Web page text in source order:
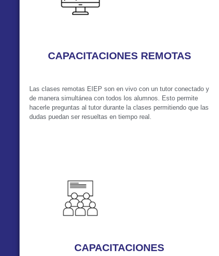
CAPACITACIONES REMOTAS
Las clases remotas EIEP son en vivo con un tutor conectado y
de manera simultánea con todos los alumnos. Esto permite
hacerle preguntas al tutor durante la clases permitiendo que las
dudas puedan ser resueltas en tiempo real.
CAPACITACIONES